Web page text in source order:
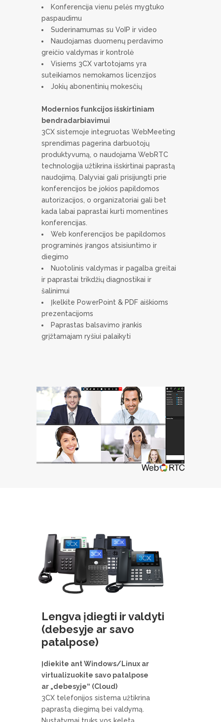
Konferencija vienu pelės mygtuko
paspaudimu
Suderinamumas su VoIP ir video
Naudojamas duomenų perdavimo
greičio valdymas ir kontrolė
Visiems 3CX vartotojams yra
suteikiamos nemokamos licenzijos
Jokių abonentinių mokesčių
Modernios funkcijos išskirtiniam
bendradarbiavimui
3CX sistemoje integruotas WebMeeting
sprendimas pagerina darbuotojų
produktyvumą, o naudojama WebRTC
technologija užtikrina išskirtinai paprastą
naudojimą. Dalyviai gali prisijungti prie
konferencijos be jokios papildomos
autorizacijos, o organizatoriai gali bet
kada labai paprastai kurti momentines
konferencijas.
Web konferencijos be papildomos
programinės įrangos atsisiuntimo ir
diegimo
Nuotolinis valdymas ir pagalba greitai
ir paprastai trikdžių diagnostikai ir
šalinimui
Įkelkite PowerPoint & PDF aiškioms
prezentacijoms
Paprastas balsavimo įrankis
grįžtamajam ryšiui palaikyti
Lengva įdiegti ir valdyti
(debesyje ar savo
patalpose)
Įdiekite ant Windows/Linux ar
virtualizuokite savo patalpose
ar „debesyje“ (Cloud)
3CX telefonijos sistema užtikrina
paprastą diegimą bei valdymą.